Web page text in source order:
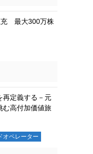
充 最大300万株
再定義する－元
む高付加価値旅
オペレーター